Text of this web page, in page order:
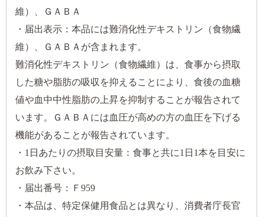
維）、ＧＡＢＡ
・届出表示：本品には難消化性デキストリン（食物繊
維）、ＧＡＢＡが含まれます。
難消化性デキストリン（食物繊維）は、食事から摂取
した糖や脂肪の吸収を抑えることにより、食後の血糖
値や血中中性脂肪の上昇を抑制することが報告されて
います。ＧＡＢＡには血圧が高めの方の血圧を下げる
機能があることが報告されています。
・1日あたりの摂取目安量：食事と共に1日1本を目安に
お飲み下さい。
・届出番号：Ｆ959
・本品は、特定保健用食品とは異なり、消費者庁長官